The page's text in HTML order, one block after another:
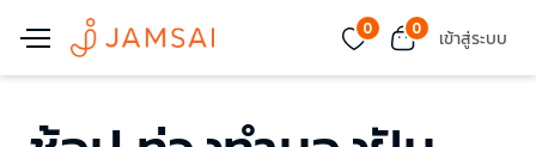
0 0 เข้าสู่ระบบ